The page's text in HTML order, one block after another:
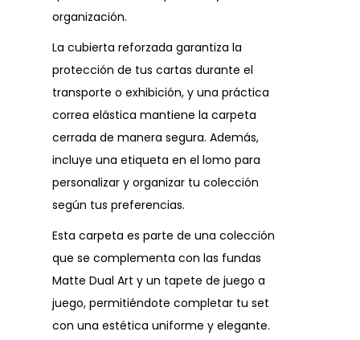
organización.
La cubierta reforzada garantiza la
protección de tus cartas durante el
transporte o exhibición, y una práctica
correa elástica mantiene la carpeta
cerrada de manera segura. Además,
incluye una etiqueta en el lomo para
personalizar y organizar tu colección
según tus preferencias.
Esta carpeta es parte de una colección
que se complementa con las fundas
Matte Dual Art y un tapete de juego a
juego, permitiéndote completar tu set
con una estética uniforme y elegante.